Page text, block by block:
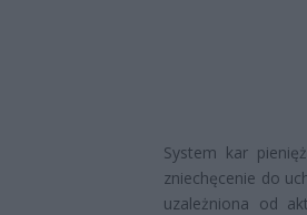
System kar
zniechęcenie do
uzależniona od